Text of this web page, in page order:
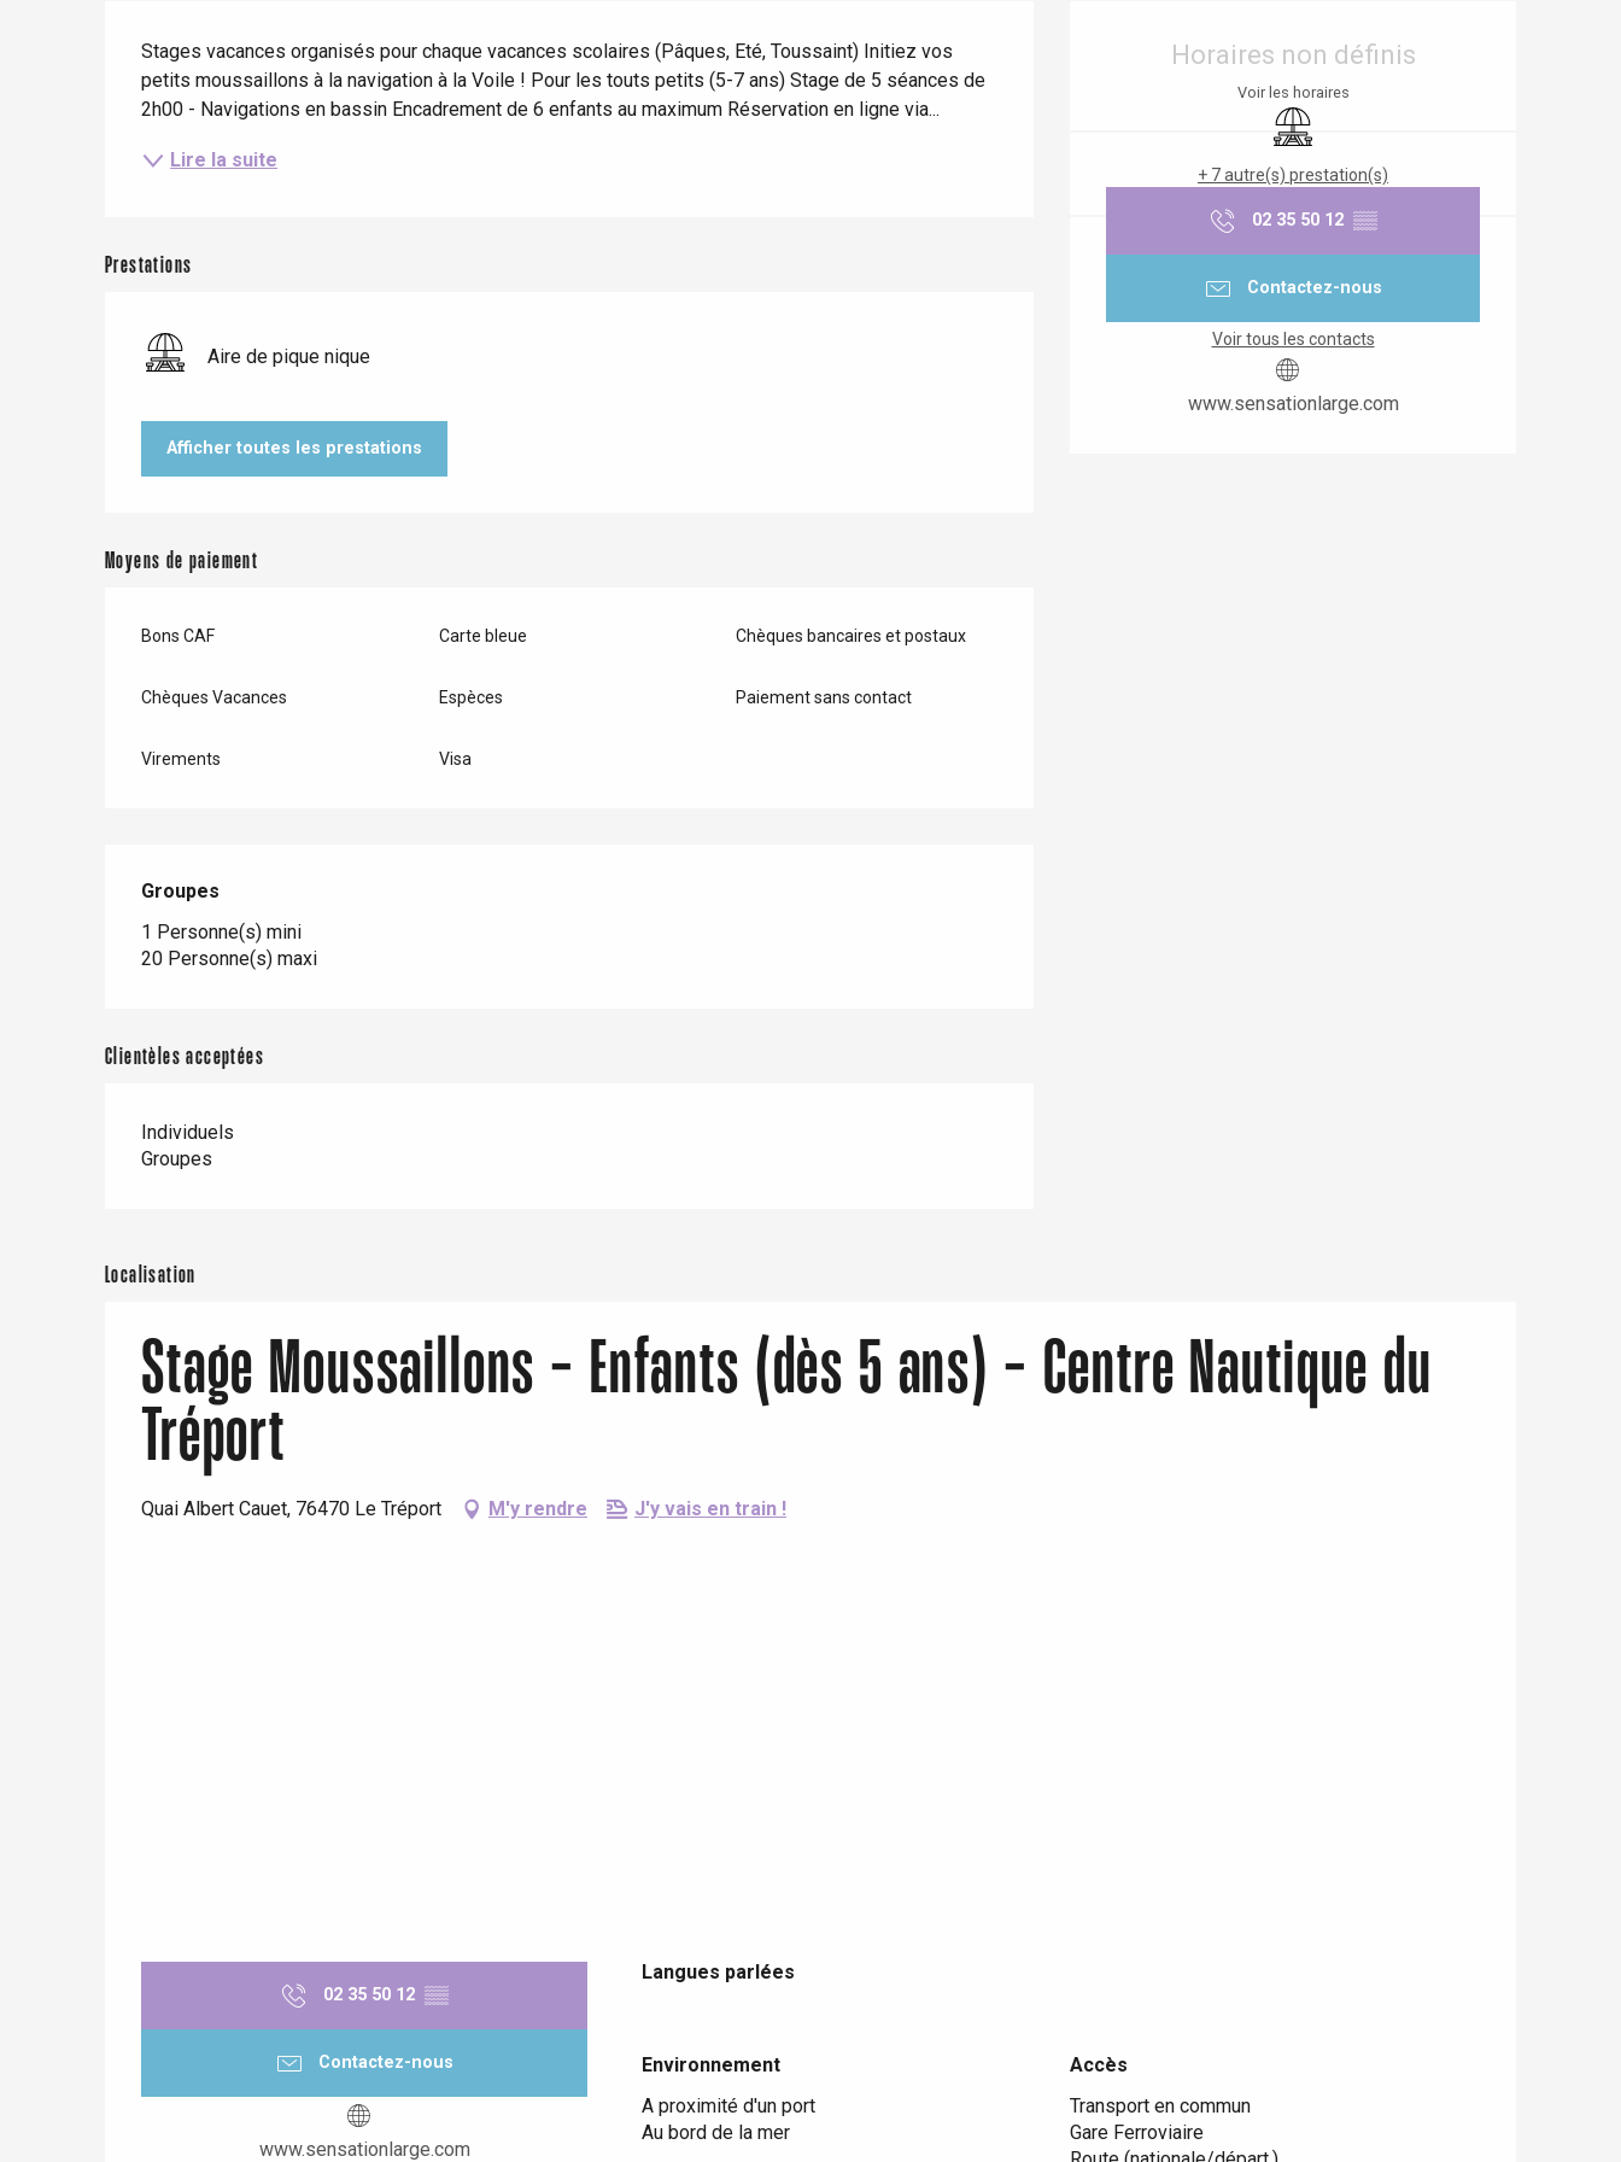
Val-de-Scie
Offranville
Forges-les-Eaux
Le Tréport
Horaires non définis
Voir les horaires
Aire de pique nique
+ 7 autre(s) prestation(s)
02 35 50 12 ▒▒
Contactez-nous
Voir tous les contacts
www.sensationlarge.com
Stages vacances organisés pour chaque vacances scolaires (Pâques, Eté, Toussaint) Initiez vos
petits moussaillons à la navigation à la Voile ! Pour les touts petits (5-7 ans) Stage de 5 séances de
2h00 - Navigations en bassin Encadrement de 6 enfants au maximum Réservation en ligne via...
Lire la suite
Prestations
Aire de pique nique
Afficher toutes les prestations
Moyens de paiement
Bons CAF Carte bleue Chèques bancaires et postaux
Chèques Vacances Espèces Paiement sans contact
Virements Visa
Groupes
Groupes
1 Personne(s) mini
20 Personne(s) maxi
Clientèles acceptées
Individuels
Groupes
Localisation
Stage Moussaillons - Enfants (dès 5 ans) - Centre Nautique du
Tréport
Quai Albert Cauet, 76470 Le Tréport M'y rendre J'y vais en train !
02 35 50 12 ▒▒
Contactez-nous
www.sensationlarge.com
Langues parlées
Langues parlées
Environnement
Environnement
A proximité d'un port
Au bord de la mer
Accès
Accès
Transport en commun
Gare Ferroviaire